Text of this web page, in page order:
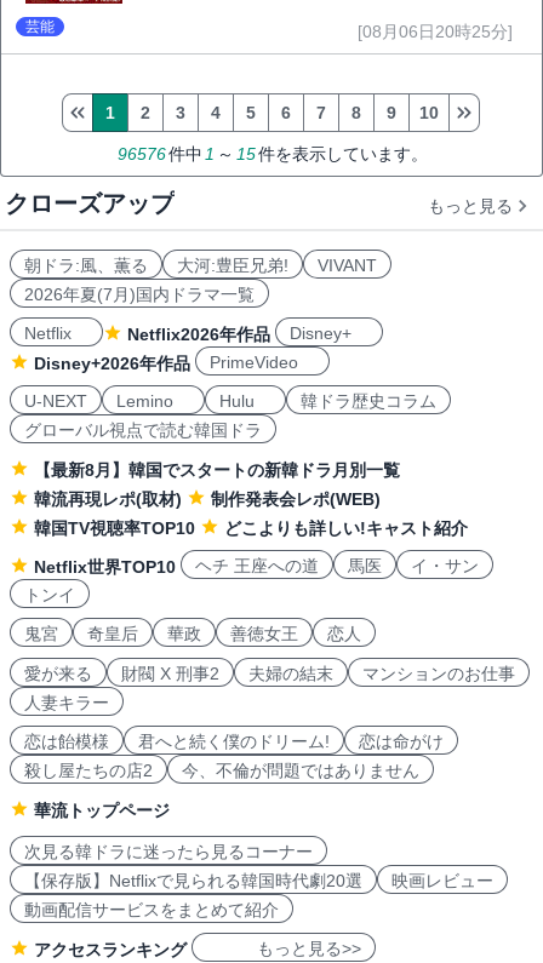
芸能 [08月06日20時25分]
96576件中 1 ～ 15件を表示しています。
1 2 3 4 5 6 7 8 9 10
クローズアップ もっと見る
朝ドラ:風、薫る 大河:豊臣兄弟!
VIVANT
2026年夏(7月)国内ドラマ一覧
Netflix
Netflix2026年作品
Disney+
Disney+2026年作品
PrimeVideo
U-NEXT
Lemino Hulu
韓ドラ歴史コラム
グローバル視点で読む韓国ドラ
【最新8月】韓国でスタートの新韓ドラ月別一覧
韓流再現レポ(取材)
制作発表会レポ(WEB)
韓国TV視聴率TOP10
どこよりも詳しい!キャスト紹介
Netflix世界TOP10
ヘチ 王座への道 馬医
イ・サン
トンイ
鬼宮
奇皇后 華政 善徳女王 恋人
愛が来る 財閥 X 刑事2 夫婦の結末
マンションのお仕事
人妻キラー
恋は飴模様
君へと続く僕のドリーム!
恋は命がけ
殺し屋たちの店2
今、不倫が問題ではありません
華流トップページ
次見る韓ドラに迷ったら見るコーナー
【保存版】Netflixで見られる韓国時代劇20選
映画レビュー
動画配信サービスをまとめて紹介
アクセスランキング もっと見る>>